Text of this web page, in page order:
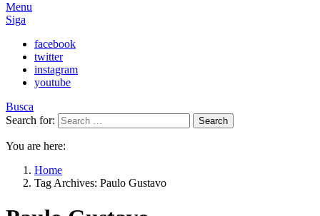
Menu
Siga
facebook
twitter
instagram
youtube
Busca
Search for:
Search
You are here:
Home
Tag Archives: Paulo Gustavo